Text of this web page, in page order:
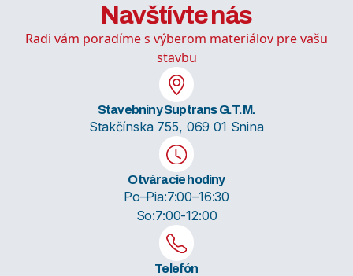
Navštívte nás
Radi vám poradíme s výberom materiálov pre vašu
stavbu
Stavebniny Suptrans G.T.M.
Stakčínska 755, 069 01 Snina
Otváracie hodiny
Po–Pia:7:00–16:30
So:7:00-12:00
Telefón